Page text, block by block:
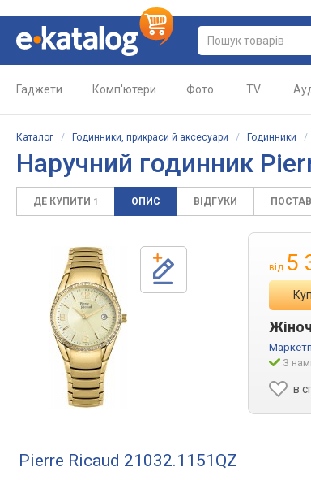
Гаджети Комп'ютери Фото TV
Каталог / Годинники, прикраси й аксесуари / Годинники /
Наручний годинник
ДЕ КУПИТИ 1 ОПИС ВІДГУКИ
від 5
З
в
Pierre Ricaud 21032.1151QZ